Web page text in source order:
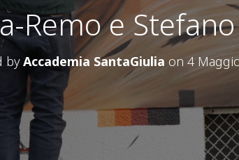
Remo e
byAccademia SantaGiulia on 4